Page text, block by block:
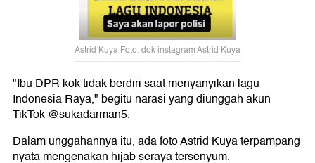
Astrid Kuya Foto: dok instagram Astrid Kuya
"Ibu DPR kok tidak berdiri saat menyanyikan lagu
Indonesia Raya," begitu narasi yang diunggah akun
TikTok @sukadarman5.
Dalam unggahannya itu, ada foto Astrid Kuya terpampang
nyata mengenakan hijab seraya tersenyum.